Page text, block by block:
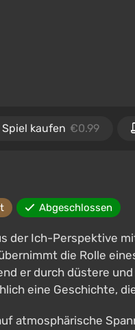
Spiel kaufen €0.99
Abgeschlossen
der Ich-Perspektive
die Rolle
er durch düstere
eine Geschichte,
atmosphärische